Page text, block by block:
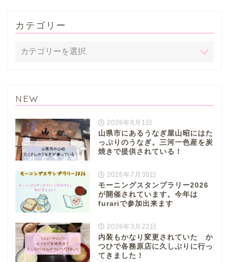
カテゴリー
NEW
2026年8月1日
山県市にあるうなぎ屋山昭にはた
っぷりのうなぎ。三河一色産を炭
焼きで提供されている！
2026年7月30日
モーニングスタンプラリー2026
が開催されています。今年は
furariで参加出来ます
2026年3月22日
内装もかなり変更されていた か
つひで各務原店に久しぶりに行っ
てきました！